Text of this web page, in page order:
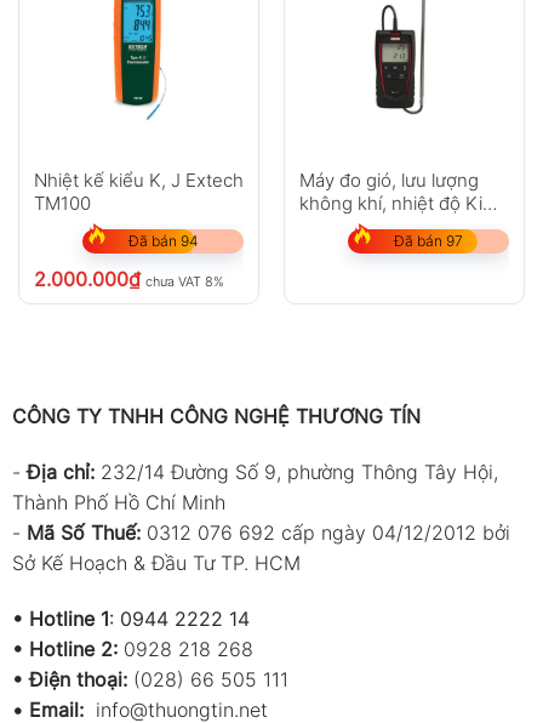
1372°C (–328°F đến
1000°C (–238°F đến
N-type:
–200°C đến
1300°C (–328°F đến
R & S-type:
1.0° (khi ≥ 1000°)
0.6°C
Input
Ngõ vào 2 kênh
(Double channel
input)
Operating Temp. 0°C ~ 40°C
Storage Temp. –10°C ~ 50°C
Storage
20% ~ 90% RH
Nhiệt kế kiểu K, J Extech
TM100
Đã bán 94
2.000.000₫ chưa VAT 8%
Máy đo gió, lưu lượng
không khí, nhiệt độ Kimo
Đã bán 97
CÔNG TY TNHH CÔNG NGHỆ THƯƠNG TÍN
-Địa chỉ: 232/14 Đường Số 9, phường Thông Tây Hội,
Thành Phố Hồ Chí Minh
- Mã Số Thuế: 0312 076 692 cấp ngày 04/12/2012 bởi
Sở Kế Hoạch & Đầu Tư TP. HCM
• Hotline 1: 0944 2222 14
• Hotline 2: 0928 218 268
• Điện thoại: (028) 66 505 111
• Email: info@thuongtin.net